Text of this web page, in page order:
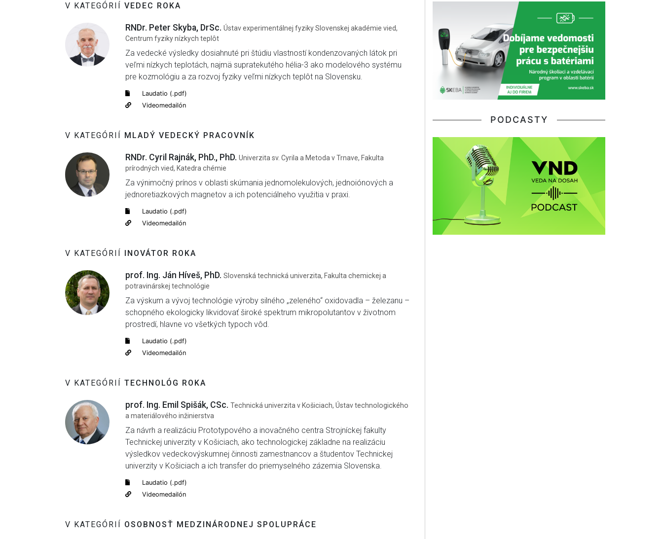
V KATEGÓRIÍ VEDEC ROKA
RNDr. Peter Skyba, DrSc. Ústav experimentálnej fyziky Slovenskej akadémie vied,
Centrum fyziky nízkych teplôt
Za vedecké výsledky dosiahnuté pri štúdiu vlastností kondenzovaných látok pri
veľmi nízkych teplotách, najmä supratekutého hélia-3 ako modelového systému
pre kozmológiu a za rozvoj fyziky veľmi nízkych teplôt na Slovensku.
Laudatio (.pdf)
Videomedailón
V KATEGÓRIÍ MLADÝ VEDECKÝ PRACOVNÍK
RNDr. Cyril Rajnák, PhD., PhD. Univerzita sv. Cyrila a Metoda v Trnave, Fakulta
prírodných vied, Katedra chémie
Za výnimočný prínos v oblasti skúmania jednomolekulových, jednoiónových a
jednoretiazkových magnetov a ich potenciálneho využitia v praxi.
Laudatio (.pdf)
Videomedailón
V KATEGÓRIÍ INOVÁTOR ROKA
prof. Ing. Ján Híveš, PhD. Slovenská technická univerzita, Fakulta chemickej a
potravinárskej technológie
Za výskum a vývoj technológie výroby silného „zeleného“ oxidovadla – železanu –
schopného ekologicky likvidovať široké spektrum mikropolutantov v životnom
prostredí, hlavne vo všetkých typoch vôd.
Laudatio (.pdf)
Videomedailón
V KATEGÓRIÍ TECHNOLÓG ROKA
prof. Ing. Emil Spišák, CSc. Technická univerzita v Košiciach, Ústav technologického
a materiálového inžinierstva
Za návrh a realizáciu Prototypového a inovačného centra Strojníckej fakulty
Technickej univerzity v Košiciach, ako technologickej základne na realizáciu
výsledkov vedeckovýskumnej činnosti zamestnancov a študentov Technickej
univerzity v Košiciach a ich transfer do priemyselného zázemia Slovenska.
Laudatio (.pdf)
Videomedailón
V KATEGÓRIÍ OSOBNOSŤ MEDZINÁRODNEJ SPOLUPRÁCE
PODCASTY